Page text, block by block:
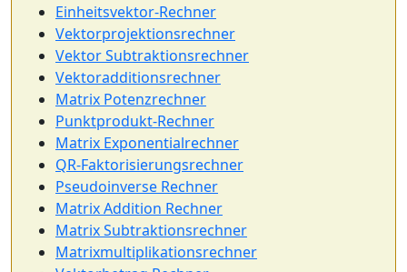
Einheitsvektor-Rechner
Vektorprojektionsrechner
Vektor Subtraktionsrechner
Vektoradditionsrechner
Matrix Potenzrechner
Punktprodukt-Rechner
Matrix Exponentialrechner
QR-Faktorisierungsrechner
Pseudoinverse Rechner
Matrix Addition Rechner
Matrix Subtraktionsrechner
Matrixmultiplikationsrechner